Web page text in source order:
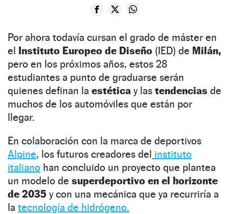
Por ahora todavía cursan el grado de máster en
el Instituto Europeo de Diseño (IED) de Milán,
pero en los próximos años, estos 28
estudiantes a punto de graduarse serán
quienes definan la estética y las tendencias de
muchos de los automóviles que están por
llegar.
En colaboración con la marca de deportivos
Alpine, los futuros creadores del instituto
italiano han concluido un proyecto que plantea
un modelo de superdeportivo en el horizonte
de 2035 y con una mecánica que ya recurriría a
la tecnología de hidrógeno.